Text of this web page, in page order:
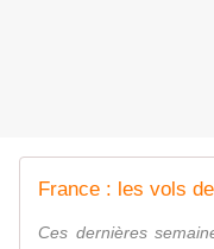
Ces dernières